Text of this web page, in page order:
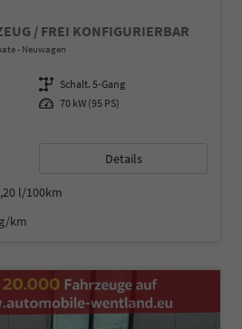
/ FREI KONFIGURIERBAR
Neuwagen
Getriebe Schalt. 5-Gang
Leistung 70 kW (95 PS)
Details
l/100km
km